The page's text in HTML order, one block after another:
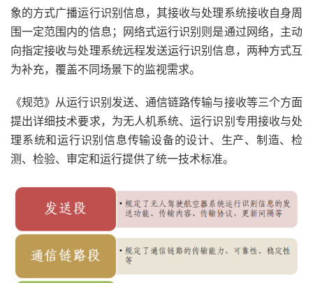
象的方式广播运行识别信息，其接收与处理系统接收自身周
围一定范围内的信息；网络式运行识别则是通过网络，主动
向指定接收与处理系统远程发送运行识别信息，两种方式互
为补充，覆盖不同场景下的监视需求。
《规范》从运行识别发送、通信链路传输与接收等三个方面
提出详细技术要求，为无人机系统、运行识别专用接收与处
理系统和运行识别信息传输设备的设计、生产、制造、检
测、检验、审定和运行提供了统一技术标准。